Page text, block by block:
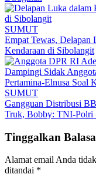
SUMUT
Empat Tewas, Delapan
Kendaraan di Sibolangit
Dampingi Sidak
Pertamina-Elnusa Soal
SUMUT
Gangguan Distribusi
Truk, Bobby: TNI-Polri
Tinggalkan
Alamat email Anda
ditandai *